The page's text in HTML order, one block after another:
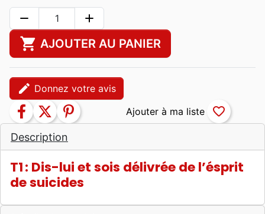
Description
T1 : Dis-lui et sois délivrée de l’ésprit
de suicides
remove add
shopping_cart AJOUTER AU PANIER
edit Donnez votre avis
facebook twitter pinterest favorite_border